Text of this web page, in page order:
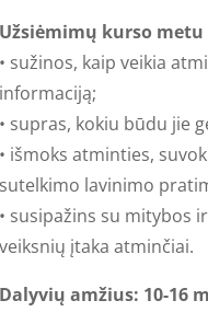
Užsiėmimų kurso
• sužinos, kaip veikia
informaciją;
• supras, kokiu būdu jie
• išmoks atminties,
sutelkimo lavinimo
• susipažins su mitybos
veiksnių įtaka atminčiai.
Dalyvių amžius: 10-16